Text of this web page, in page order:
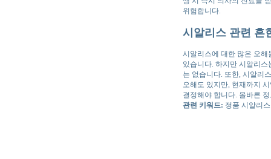
위험합니다.
시알리스 관련 흔
시알리스에 대한 많은 오
있습니다. 하지만 시알리
는 없습니다. 또한, 시알리
오해도 있지만, 현재까지
결정해야 합니다. 올바른
관련 키워드: 정품 시알리